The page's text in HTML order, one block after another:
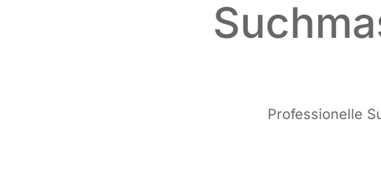
Pro­fes­sio­nel­le